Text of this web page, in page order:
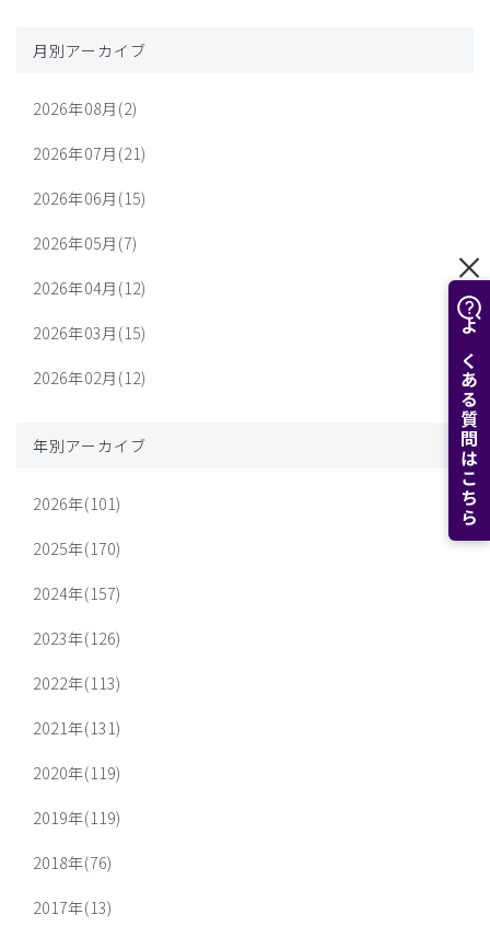
よくある質問はこちら
月別アーカイブ
2026年08月(2)
2026年07月(21)
2026年06月(15)
2026年05月(7)
2026年04月(12)
2026年03月(15)
2026年02月(12)
年別アーカイブ
2026年(101)
2025年(170)
2024年(157)
2023年(126)
2022年(113)
2021年(131)
2020年(119)
2019年(119)
2018年(76)
2017年(13)